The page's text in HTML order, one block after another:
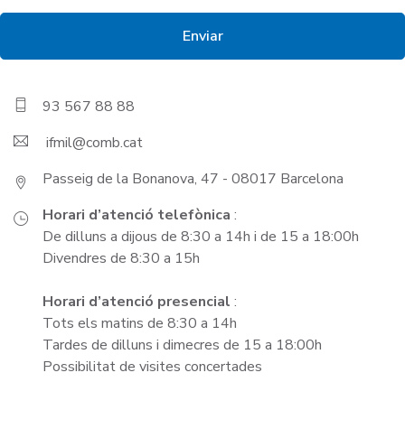
93 567 88 88
ifmil
Passeig de la Bonanova, 47 - 08017 Barcelona
Horari d’atenció telefònica :
De dilluns a dijous de 8:30 a 14h i de 15 a 18:00h
Divendres de 8:30 a 15h
Horari d’atenció presencial :
Tots els matins de 8:30 a 14h
Tardes de dilluns i dimecres de 15 a 18:00h
Possibilitat de visites concertades